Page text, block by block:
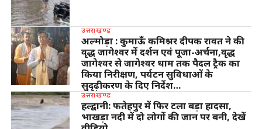
उत्तराखण्ड
अल्मोड़ा : कुमाऊँ कमिश्नर दीपक रावत ने की
वृद्ध जागेश्वर में दर्शन एवं पूजा-अर्चना,वृद्ध
जागेश्वर से जागेश्वर धाम तक पैदल ट्रैक का
किया निरीक्षण, पर्यटन सुविधाओं के
सुदृढ़ीकरण के दिए निर्देश…
उत्तराखण्ड
हल्द्वानी: फतेहपुर में फिर टला बड़ा हादसा,
भाखड़ा नदी में दो लोगों की जान पर बनी, देखें